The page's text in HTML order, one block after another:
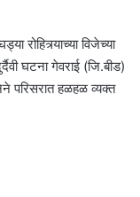
रोहित्र्याच्या विजेच्या
घटना गेवराई (जि.बीड)
परिसरात हळहळ व्यक्‍त